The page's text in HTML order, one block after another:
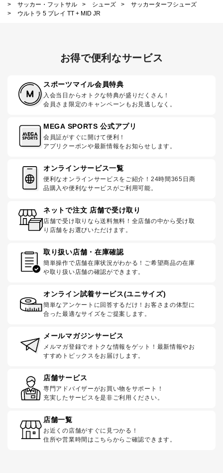
>
サッカー・フットサル > シューズ >
サッカーターフシューズ
>
ウルトラ 5 プレイ TT + MID JR
お得で便利なサービス
スポーツマイル会員特典
入会当日からオトクな特典が盛りだくさん！
会員さま限定のキャンペーンもお見逃しなく。
MEGA SPORTS 公式アプリ
会員証がすぐに開けて便利！
アプリクーポンや最新情報をお知らせします。
オンラインサービス一覧
便利なオンラインサービスをご紹介！24時間365日商
品購入や便利なサービスがご利用可能。
ネットで注文 店舗で受け取り
店舗で受け取りなら送料無料！全店舗の中から受け取
り店舗をお選びいただけます。
取り扱い店舗・在庫確認
簡単操作で店舗在庫状況がわかる！ご希望商品の在庫
や取り扱い店舗の確認ができます。
オンライン試着サービス(ユニサイズ)
簡単なアンケートに回答するだけ！お客さまの体型に
合った最適なサイズをご提案します。
メールマガジンサービス
メルマガ登録でオトクな情報をゲット！最新情報やお
すすめトピックスをお届けします。
店舗サービス
専門アドバイザーがお買い物をサポート！
充実したサービスを是非ご利用ください。
店舗一覧
お近くの店舗がすぐに見つかる！
住所や営業時間はこちらからご確認できます。